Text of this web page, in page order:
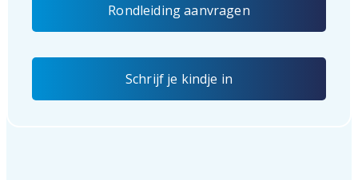
Rondleiding aanvragen
Schrijf je kindje in